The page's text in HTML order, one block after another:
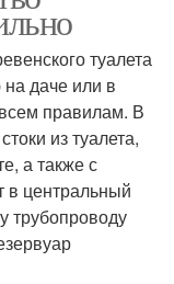
туалета
даче или в
правилам. В
из туалета,
а также с
в центральный
трубопроводу